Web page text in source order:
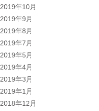
2019年10月
2019年9月
2019年8月
2019年7月
2019年5月
2019年4月
2019年3月
2019年1月
2018年12月